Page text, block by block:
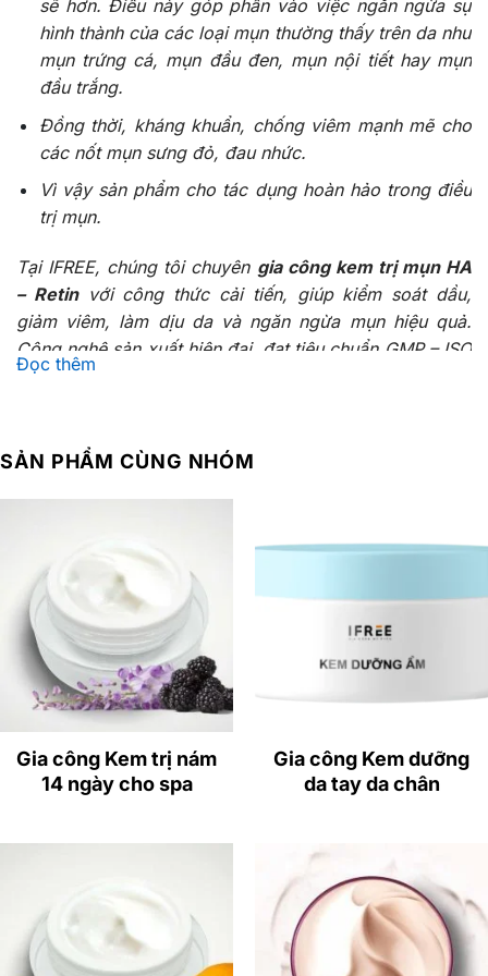
sẽ hơn. Điều này góp phần vào việc ngăn ngừa sự
hình thành của các loại mụn thường thấy trên da như
mụn trứng cá, mụn đầu đen, mụn nội tiết hay mụn
đầu trắng.
Đồng thời, kháng khuẩn, chống viêm mạnh mẽ cho
các nốt mụn sưng đỏ, đau nhức.
Vì vậy sản phẩm cho tác dụng hoàn hảo trong điều
trị mụn.
Tại IFREE, chúng tôi chuyên gia công kem trị mụn HA
– Retinvới công thức cải tiến, giúp kiểm soát dầu,
giảm viêm, làm dịu da và ngăn ngừa mụn hiệu quả.
Công nghệ sản xuất hiện đại, đạt tiêu chuẩn GMP – ISO
22716, đảm bảo chất lượng sản phẩm tốt nhất đến tay
1. Ưu điểm của gia công kem trị mụn HA –
phẩm sạch, hiệu quả và an toàn.
Đạt chuẩn GMP – ISO 22716
an toàn và kiểm soát tốt quy trình sản xuất.
Gia công theo yêu cầu
: Linh hoạt trong việc điều
chỉnh công thức theo nhu cầu khách hàng.
Nhận gia công số lượng nhỏ
dàng test thị trường.
2. Đặc điểm khi gia công kem trị mụn HA –
Hỗ trợ kiểm soát dầu nhờn
: Giúp da luôn khô
thoáng, giảm tình trạng mụn hình thành.
Giảm viêm, làm dịu da
: Cải thiện tình trạng sưng đỏ,
kích ứng do mụn.
Đọc thêm
SẢN PHẨM CÙNG NHÓM
Gia công Kem trị nám
14 ngày cho spa
Gia công Kem dưỡng
da tay da chân